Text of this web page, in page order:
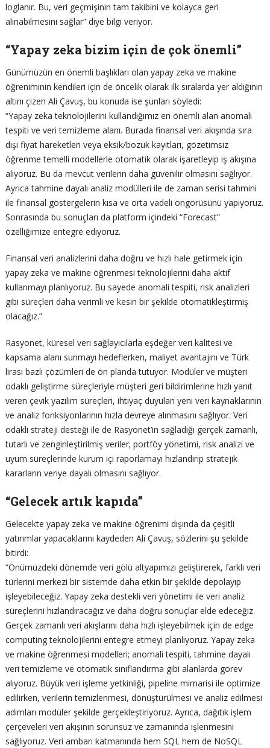
loglanır. Bu, veri geçmişinin tam takibini ve kolayca geri
alınabilmesini sağlar” diye bilgi veriyor.
“Yapay zeka bizim için de çok önemli”
Günümüzün en önemli başlıkları olan yapay zeka ve makine
öğreniminin kendileri için de öncelik olarak ilk sıralarda yer aldığının
altını çizen Ali Çavuş, bu konuda ise şunları söyledi:
“Yapay zeka teknolojilerini kullandığımız en önemli alan anomali
tespiti ve veri temizleme alanı. Burada finansal veri akışında sıra
dışı fiyat hareketleri veya eksik/bozuk kayıtları, gözetimsiz
öğrenme temelli modellerle otomatik olarak işaretleyip iş akışına
alıyoruz. Bu da mevcut verilerin daha güvenilir olmasını sağlıyor.
Ayrıca tahmine dayalı analiz modülleri ile de zaman serisi tahmini
ile finansal göstergelerin kısa ve orta vadeli öngörüsünü yapıyoruz.
Sonrasında bu sonuçları da platform içindeki “Forecast”
özelliğimize entegre ediyoruz.
Finansal veri analizlerini daha doğru ve hızlı hale getirmek için
yapay zeka ve makine öğrenmesi teknolojilerini daha aktif
kullanmayı planlıyoruz. Bu sayede anomali tespiti, risk analizleri
gibi süreçleri daha verimli ve kesin bir şekilde otomatikleştirmiş
olacağız.”
Rasyonet, küresel veri sağlayıcılarla eşdeğer veri kalitesi ve
kapsama alanı sunmayı hedeflerken, maliyet avantajını ve Türk
lirası bazlı çözümleri de ön planda tutuyor. Modüler ve müşteri
odaklı geliştirme süreçleriyle müşteri geri bildirimlerine hızlı yanıt
veren çevik yazılım süreçleri, ihtiyaç duyulan yeni veri kaynaklarının
ve analiz fonksiyonlarının hızla devreye alınmasını sağlıyor. Veri
odaklı strateji desteği ile de Rasyonet’in sağladığı gerçek zamanlı,
tutarlı ve zenginleştirilmiş veriler; portföy yönetimi, risk analizi ve
uyum süreçlerinde kurum içi raporlamayı hızlandırıp stratejik
kararların veriye dayalı olmasını sağlıyor.
“Gelecek artık kapıda”
Gelecekte yapay zeka ve makine öğrenimi dışında da çeşitli
yatırımlar yapacaklarını kaydeden Ali Çavuş, sözlerini şu şekilde
bitirdi:
“Önümüzdeki dönemde veri gölü altyapımızı geliştirerek, farklı veri
türlerini merkezi bir sistemde daha etkin bir şekilde depolayıp
işleyebileceğiz. Yapay zeka destekli veri yönetimi ile veri analiz
süreçlerini hızlandıracağız ve daha doğru sonuçlar elde edeceğiz.
Gerçek zamanlı veri akışlarını daha hızlı işleyebilmek için de edge
computing teknolojilerini entegre etmeyi planlıyoruz. Yapay zeka
ve makine öğrenmesi modelleri; anomali tespiti, tahmine dayalı
veri temizleme ve otomatik sınıflandırma gibi alanlarda görev
alıyoruz. Büyük veri işleme yetkinliği, pipeline mimarisi ile optimize
edilirken, verilerin temizlenmesi, dönüştürülmesi ve analiz edilmesi
adımları modüler şekilde gerçekleştiriyoruz. Ayrıca, dağıtık işlem
çerçeveleri veri akışının sorunsuz ve zamanında işlenmesini
sağlıyoruz. Veri ambarı katmanında hem SQL hem de NoSQL